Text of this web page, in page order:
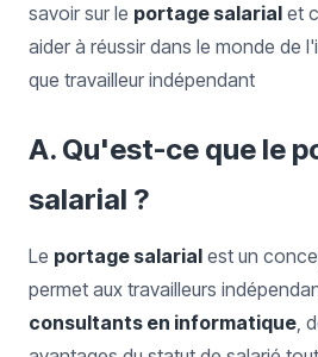
savoir sur le portage salarial et
aider à réussir dans le monde de
que travailleur indépendant
A. Qu'est-ce que le
salarial ?
Le portage salarial est un
permet aux travailleurs
consultants en informatique,